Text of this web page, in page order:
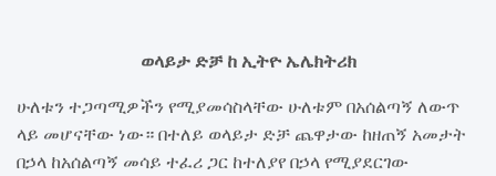
ወላይታ ድቻ ከ ኢትዮ ኤሌክትሪክ
ሁለቱን ተጋጣሚዎችን የሚያመሳስላቸው ሁለቱም በአሰልጣኝ ለውጥ
ላይ መሆናቸው ነው። በተለይ ወላይታ ድቻ ጨዋታው ከዘጠኝ አመታት
በኃላ ከአሰልጣኝ መሳይ ተፈሪ ጋር ከተለያየ በኃላ የሚያደርገው